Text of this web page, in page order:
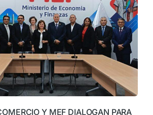
Y MEF DIALOGAN PARA